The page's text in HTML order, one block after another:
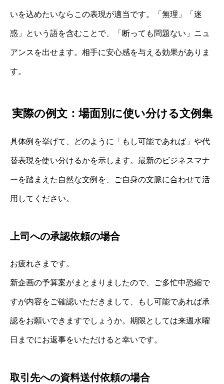
いを込めたいならこの表現が適当です。「無理」「迷
惑」という語を含むことで、「断っても問題ない」ニュ
アンスを出せます。相手に安心感を与える効果がありま
す。
実際の例文：場面別に使い分ける文例集
具体例を挙げて、どのように「もし可能であれば」や代
替表現を使い分けるかを示します。最新のビジネスマナ
ーを踏まえた自然な文例を、ご自身の文脈に合わせて活
用してください。
上司への承認依頼の場合
お疲れさまです。
新企画の予算案がまとまりましたので、ご多忙中恐縮で
すが内容をご確認いただきまして、もし可能であれば承
認をお願いできますでしょうか。期限としては来週水曜
日までにお返事をいただけると幸いです。
取引先への資料送付依頼の場合